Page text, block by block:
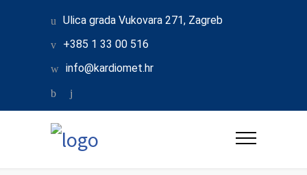
Ulica grada Vukovara 271, Zagreb
+385 1 33 00 516
info@kardiomet.hr